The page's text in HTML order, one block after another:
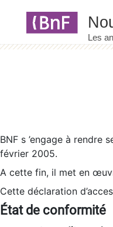
BNF s ’engage à rendre
février 2005.
A cette fin, il met en
Cette déclaration
État de conformité